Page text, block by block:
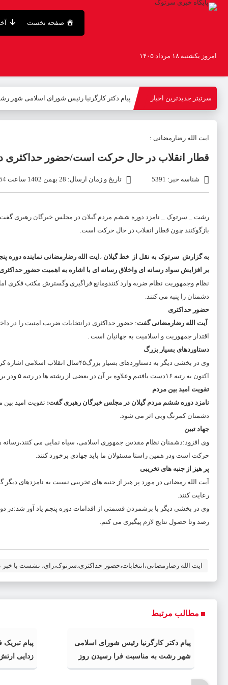
صفحه نخست
امروز یکشنبه ۱۸ مرداد ۱۴۰۵
سرتیتر جدیدترین اخبار پیام دکتر کارگرنیا رئیس شورای اسلامی شهر
ایت الله رضارمضانی :
قطار انقلاب در حال حرکت است/حضور حداکثری
شناسه خبر: 5391 تاریخ و زمان ارسال: 28 بهمن 1402 ساعت 14:54
رشت _ سرتوک _ نامزد دوره ششم مردم گیلان در مجلس خبرگان رهبری گفت:در
بازگوکنند چون قطار انقلاب در حال حرکت است.
به گزارش سرتوک به نقل از خط گیلان ، ایت الله رضارمضانی نماینده
بر افزایش سواد رسانه ای واخلاق رسانه ای با اشاره به اهمیت حضور حداکثری
نظام وجمهوریت نظام ضربه وارد کنندومانع فراگیری وگسترش مکتب فکری
دشمنان را پنبه می کنند.
حضور حداکثری
آیت الله رضارمضانی گفت: حضور حداکثری درانتخابات ضریب امنیت را در
اقتدار جمهوریت و اسلامیت به جهانیان است .
دستاوردهای بسیار بزرگ
اکنون به رتبه ۱۶دست یافتیم وعلاوه بر آن در بعضی از رشته ها در رتبه ۵ ودر برخی دیگر ایران دهمین کشور برتر جهان محسوب می شود.
تقویت امید بین مردم
نامزد دوره ششم مردم گیلان در مجلس خبرگان رهبری گفت: تقویت امید
دشمنان کمرنگ وبی اثر می شود.
جهاد تبین
وی افزود:دشمنان نظام مقدس جمهوری اسلامی، سیاه نمایی می کنند،رسانه ها
حرکت است ودر همین راستا مسئولان ما باید جهادی برخورد کنند.
پر هیز از جنبه های تخریبی
آیت الله رمضانی در مورد پر هیز از جنبه های تخریبی نسبت به نامزدهای
رعایت کنند.
وی در بخشی دیگر با برشمردن قسمتی از اقدامات دوره پنجم یاد آور شد:در
رصد وتا حصول نتایج لازم پیگیری می کنم.
ایت الله رضارمضانی،انتخابات،حضور حداکثری،سرتوک،رای، نشست با خبر
مطالب مرتبط
پیام دکتر کارگرنیا رئیس شورای اسلامی
شهر رشت به مناسبت فرا رسیدن روز
خبرنگار
پیام
زدایی